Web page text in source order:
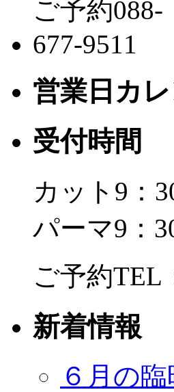
営業日カ
受付時間
カット9：
パーマ9：
ご予約TEL
新着情報
６月の